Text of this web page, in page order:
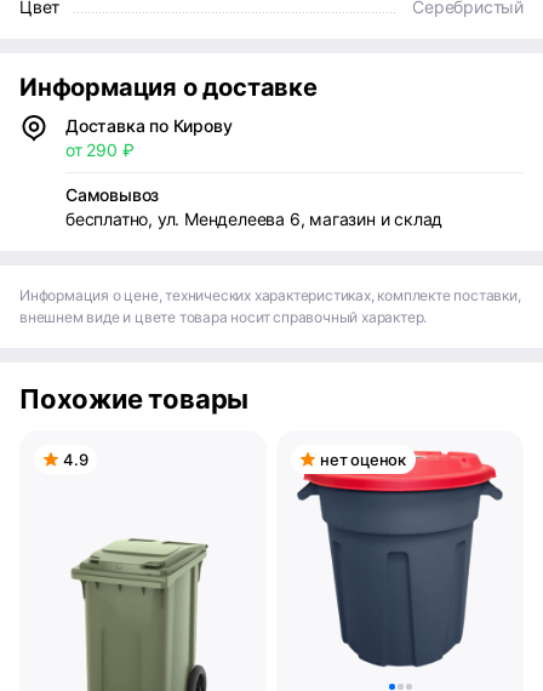
Цвет
Серебристый
Информация о доставке
Доставка по Кирову
от 290 ₽
Самовывоз
бесплатно, ул. Менделеева 6, магазин и склад
Информация о цене, технических характеристиках, комплекте поставки,
внешнем виде и цвете товара носит справочный характер.
Похожие товары
4.9 нет оценок